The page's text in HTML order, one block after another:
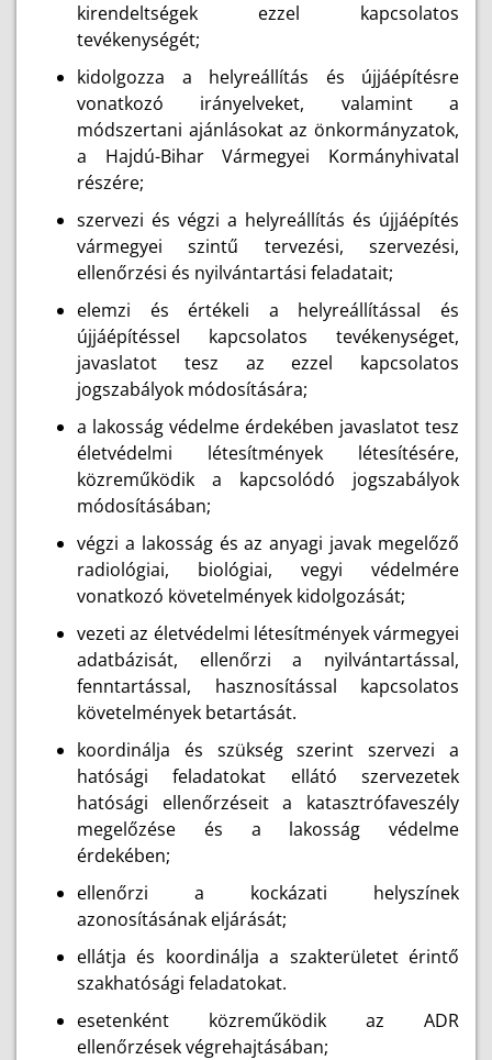
kirendeltségek ezzel kapcsolatos
tevékenységét;
kidolgozza a helyreállítás és újjáépítésre
vonatkozó irányelveket, valamint a
módszertani ajánlásokat az önkormányzatok,
a Hajdú-Bihar Vármegyei Kormányhivatal
részére;
szervezi és végzi a helyreállítás és újjáépítés
vármegyei szintű tervezési, szervezési,
ellenőrzési és nyilvántartási feladatait;
elemzi és értékeli a helyreállítással és
újjáépítéssel kapcsolatos tevékenységet,
javaslatot tesz az ezzel kapcsolatos
jogszabályok módosítására;
a lakosság védelme érdekében javaslatot tesz
életvédelmi létesítmények létesítésére,
közreműködik a kapcsolódó jogszabályok
módosításában;
végzi a lakosság és az anyagi javak megelőző
radiológiai, biológiai, vegyi védelmére
vonatkozó követelmények kidolgozását;
vezeti az életvédelmi létesítmények vármegyei
adatbázisát, ellenőrzi a nyilvántartással,
fenntartással, hasznosítással kapcsolatos
követelmények betartását.
koordinálja és szükség szerint szervezi a
hatósági feladatokat ellátó szervezetek
hatósági ellenőrzéseit a katasztrófaveszély
megelőzése és a lakosság védelme
érdekében;
ellenőrzi a kockázati helyszínek
azonosításának eljárását;
ellátja és koordinálja a szakterületet érintő
szakhatósági feladatokat.
esetenként közreműködik az ADR
ellenőrzések végrehajtásában;